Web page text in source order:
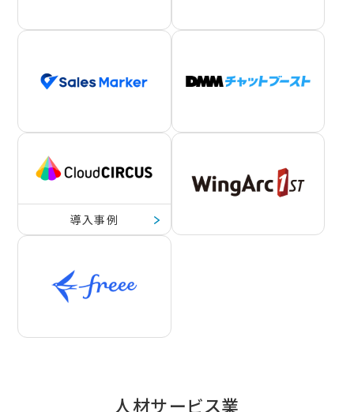
導入事例
人材サービス業